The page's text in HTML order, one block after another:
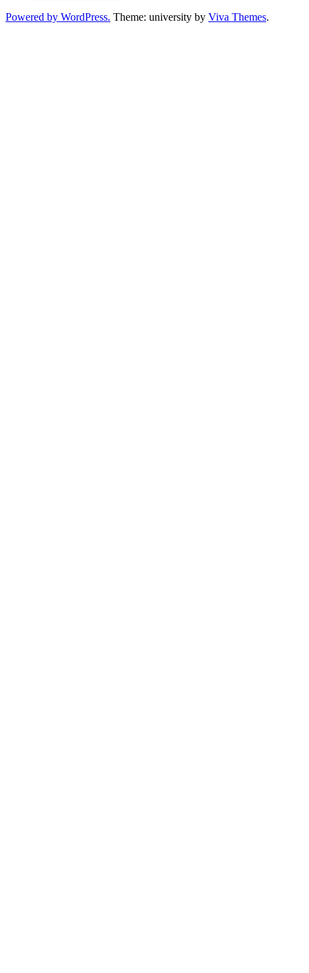
Powered by WordPress. Theme: university by Viva Themes.